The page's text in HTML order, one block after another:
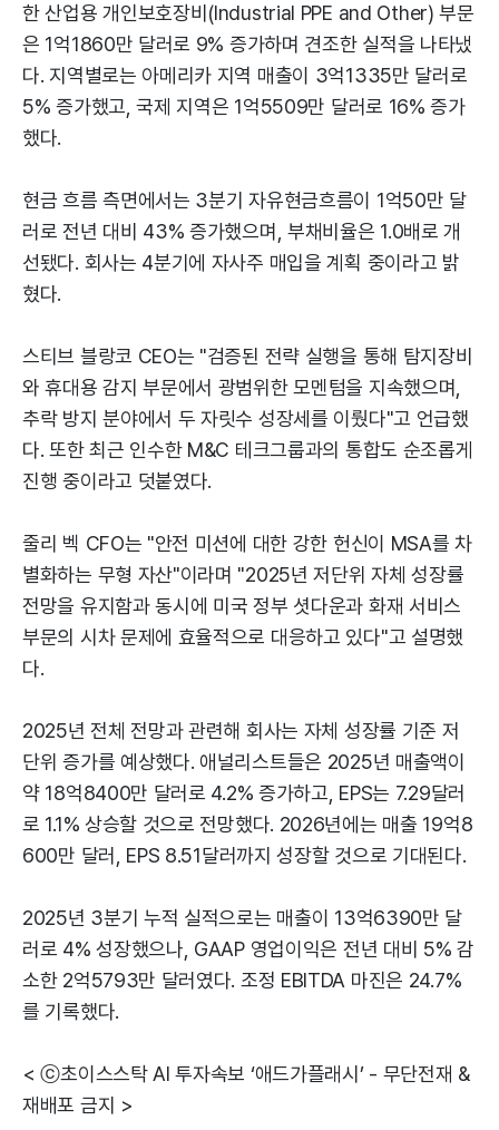
한 산업용 개인보호장비(Industrial PPE and Other) 부문
은 1억1860만 달러로 9% 증가하며 견조한 실적을 나타냈
다. 지역별로는 아메리카 지역 매출이 3억1335만 달러로
5% 증가했고, 국제 지역은 1억5509만 달러로 16% 증가
했다.
현금 흐름 측면에서는 3분기 자유현금흐름이 1억50만 달
러로 전년 대비 43% 증가했으며, 부채비율은 1.0배로 개
선됐다. 회사는 4분기에 자사주 매입을 계획 중이라고 밝
혔다.
스티브 블랑코 CEO는 "검증된 전략 실행을 통해 탐지장비
와 휴대용 감지 부문에서 광범위한 모멘텀을 지속했으며,
추락 방지 분야에서 두 자릿수 성장세를 이뤘다"고 언급했
다. 또한 최근 인수한 M&C 테크그룹과의 통합도 순조롭게
진행 중이라고 덧붙였다.
줄리 벡 CFO는 "안전 미션에 대한 강한 헌신이 MSA를 차
별화하는 무형 자산"이라며 "2025년 저단위 자체 성장률
전망을 유지함과 동시에 미국 정부 셧다운과 화재 서비스
부문의 시차 문제에 효율적으로 대응하고 있다"고 설명했
다.
2025년 전체 전망과 관련해 회사는 자체 성장률 기준 저
단위 증가를 예상했다. 애널리스트들은 2025년 매출액이
약 18억8400만 달러로 4.2% 증가하고, EPS는 7.29달러
로 1.1% 상승할 것으로 전망했다. 2026년에는 매출 19억8
600만 달러, EPS 8.51달러까지 성장할 것으로 기대된다.
2025년 3분기 누적 실적으로는 매출이 13억6390만 달
러로 4% 성장했으나, GAAP 영업이익은 전년 대비 5% 감
소한 2억5793만 달러였다. 조정 EBITDA 마진은 24.7%
를 기록했다.
< ⓒ초이스스탁 AI 투자속보 ‘애드가플래시’ - 무단전재 &
재배포 금지 >